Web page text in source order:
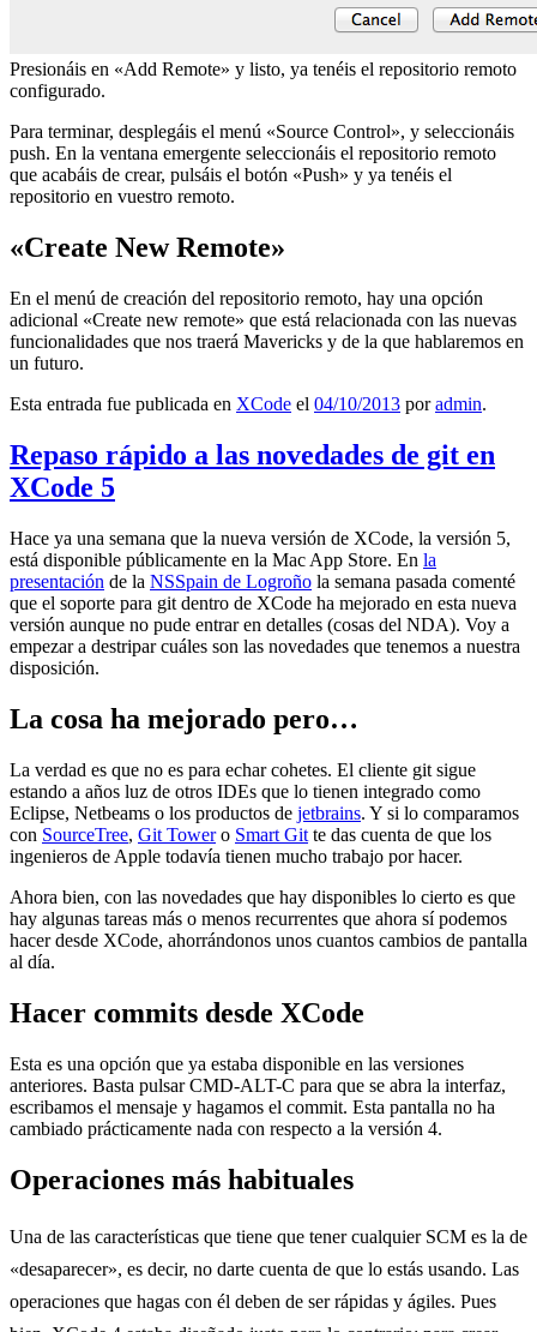
Presionáis en «Add Remote» y listo, ya tenéis el repositorio remoto
configurado.
Para terminar, desplegáis el menú «Source Control», y seleccionáis
push. En la ventana emergente seleccionáis el repositorio remoto
que acabáis de crear, pulsáis el botón «Push» y ya tenéis el
repositorio en vuestro remoto.
«Create New Remote»
En el menú de creación del repositorio remoto, hay una opción
adicional «Create new remote» que está relacionada con las nuevas
funcionalidades que nos traerá Mavericks y de la que hablaremos en
un futuro.
Esta entrada fue publicada en XCode el 04/10/2013 poradmin.
Repaso rápido a las novedades de git en
XCode 5
Hace ya una semana que la nueva versión de XCode, la versión 5,
está disponible públicamente en la Mac App Store. En la
presentación de la NSSpain de Logroño la semana pasada comenté
que el soporte para git dentro de XCode ha mejorado en esta nueva
versión aunque no pude entrar en detalles (cosas del NDA). Voy a
empezar a destripar cuáles son las novedades que tenemos a nuestra
disposición.
La cosa ha mejorado pero…
La verdad es que no es para echar cohetes. El cliente git sigue
estando a años luz de otros IDEs que lo tienen integrado como
Eclipse, Netbeams o los productos de jetbrains. Y si lo comparamos
con SourceTree, Git Towero Smart Git te das cuenta de que los
ingenieros de Apple todavía tienen mucho trabajo por hacer.
Ahora bien, con las novedades que hay disponibles lo cierto es que
hay algunas tareas más o menos recurrentes que ahora sí podemos
hacer desde XCode, ahorrándonos unos cuantos cambios de pantalla
al día.
Hacer commits desde XCode
Esta es una opción que ya estaba disponible en las versiones
anteriores. Basta pulsar CMD-ALT-C para que se abra la interfaz,
escribamos el mensaje y hagamos el commit. Esta pantalla no ha
cambiado prácticamente nada con respecto a la versión 4.
Operaciones más habituales
Una de las características que tiene que tener cualquier SCM es la de
«desaparecer», es decir, no darte cuenta de que lo estás usando. Las
operaciones que hagas con él deben de ser rápidas y ágiles. Pues